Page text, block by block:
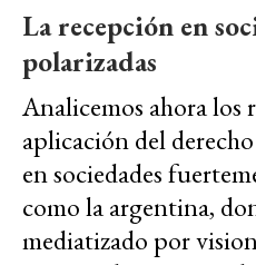
La recepción en
polarizadas
Analicemos ahora los
aplicación del
en sociedades
como la argentina,
mediatizado por